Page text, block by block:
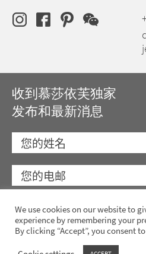
收到慕莎依芙独家
发布和最新消息
We use cookies on our website to
experience by remembering your
By clicking “Accept”, you consent